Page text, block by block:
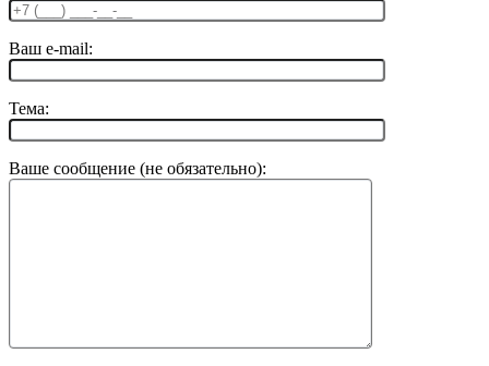
Ваш e-mail:
Тема:
Ваше сообщение (не обязательно):